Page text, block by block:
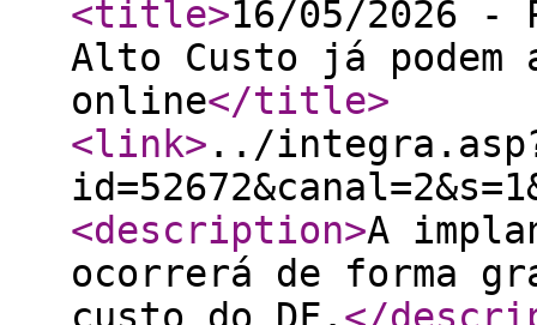
<title>16/05/2026 -
Alto Custo já podem
online</title>
<link> ../
<description>A
ocorrerá de forma